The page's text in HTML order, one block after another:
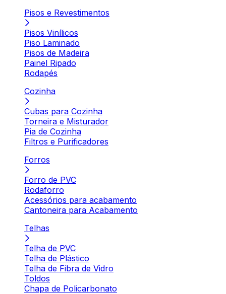
Pisos e Revestimentos
Pisos Vinílicos
Piso Laminado
Pisos de Madeira
Painel Ripado
Rodapés
Cozinha
Cubas para Cozinha
Torneira e Misturador
Pia de Cozinha
Filtros e Purificadores
Forros
Forro de PVC
Rodaforro
Acessórios para acabamento
Cantoneira para Acabamento
Telhas
Telha de PVC
Telha de Plástico
Telha de Fibra de Vidro
Toldos
Chapa de Policarbonato